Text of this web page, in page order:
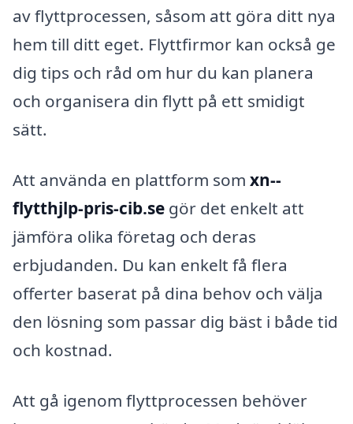
av flyttprocessen, såsom att göra ditt nya
hem till ditt eget. Flyttfirmor kan också ge
dig tips och råd om hur du kan planera
och organisera din flytt på ett smidigt
sätt.
Att använda en plattform som xn--
flytthjlp-pris-cib.se gör det enkelt att
jämföra olika företag och deras
erbjudanden. Du kan enkelt få flera
offerter baserat på dina behov och välja
den lösning som passar dig bäst i både tid
och kostnad.
Att gå igenom flyttprocessen behöver